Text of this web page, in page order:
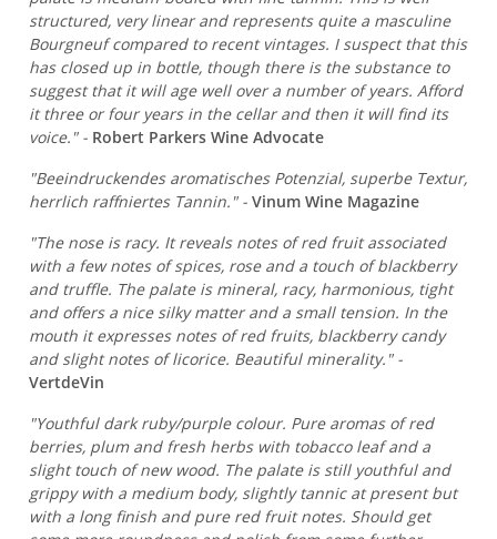
structured, very linear and represents quite a masculine
Bourgneuf compared to recent vintages. I suspect that this
has closed up in bottle, though there is the substance to
suggest that it will age well over a number of years. Afford
it three or four years in the cellar and then it will find its
voice." - Robert Parkers Wine Advocate
"Beeindruckendes aromatisches Potenzial, superbe Textur,
herrlich raffniertes Tannin." -Vinum Wine Magazine
"The nose is racy. It reveals notes of red fruit associated
with a few notes of spices, rose and a touch of blackberry
and truffle. The palate is mineral, racy, harmonious, tight
and offers a nice silky matter and a small tension. In the
mouth it expresses notes of red fruits, blackberry candy
and slight notes of licorice. Beautiful minerality." -
VertdeVin
"Youthful dark ruby/purple colour. Pure aromas of red
berries, plum and fresh herbs with tobacco leaf and a
slight touch of new wood. The palate is still youthful and
grippy with a medium body, slightly tannic at present but
with a long finish and pure red fruit notes. Should get